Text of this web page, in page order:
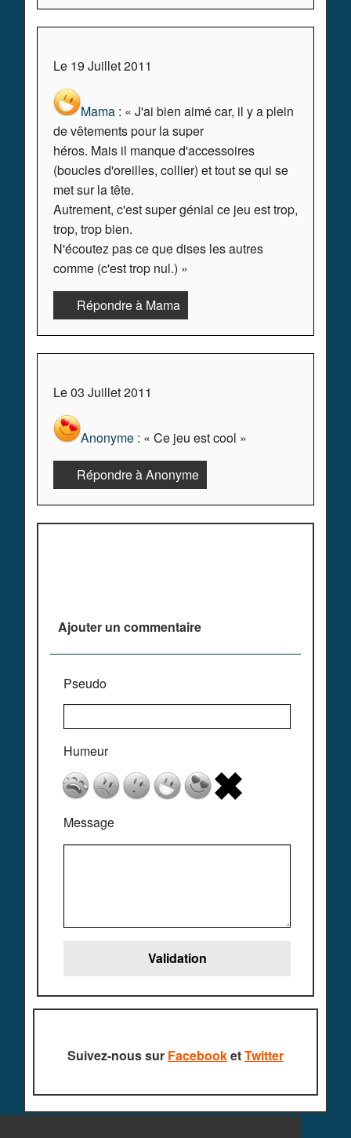
Le 19 Juillet 2011
Mama : « J'ai bien aimé car, il y a plein
de vêtements pour la super
héros. Mais il manque d'accessoires
(boucles d'oreilles, collier) et tout se qui se
met sur la tête.
Autrement, c'est super génial ce jeu est trop,
trop, trop bien.
N'écoutez pas ce que dises les autres
comme (c'est trop nul.) »
Répondre à Mama
Le 03 Juillet 2011
Anonyme : « Ce jeu est cool »
Répondre à Anonyme
Ajouter un commentaire
Pseudo
Humeur
Message
Suivez-nous sur FacebooketTwitter